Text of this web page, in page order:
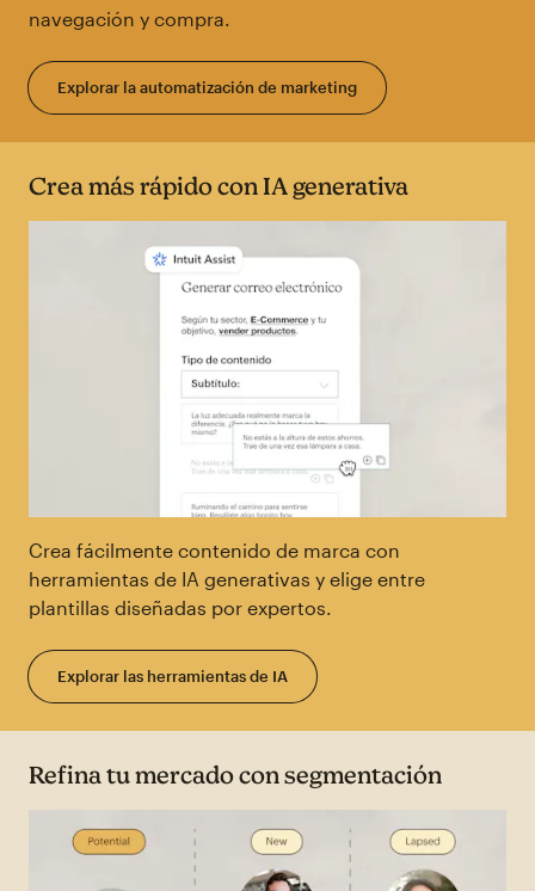
navegación y compra.
Explorar la automatización de marketing
Crea más rápido con IA generativa
Crea fácilmente contenido de marca con
herramientas de IA generativas y elige entre
plantillas diseñadas por expertos.
Explorar las herramientas de IA
Refina tu mercado con segmentación